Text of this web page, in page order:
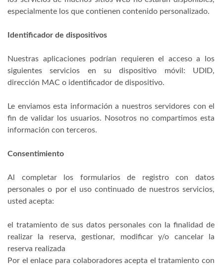
especialmente los que contienen contenido personalizado.
Identificador de dispositivos
Nuestras aplicaciones podrían requieren el acceso a los
siguientes servicios en su dispositivo móvil: UDID,
dirección MAC o identificador de dispositivo.
Le enviamos esta información a nuestros servidores con el
fin de validar los usuarios. Nosotros no compartimos esta
información con terceros.
Consentimiento
Al completar los formularios de registro con datos
personales o por el uso continuado de nuestros servicios,
usted acepta:
el tratamiento de sus datos personales con la finalidad de
realizar la reserva, gestionar, modificar y/o cancelar la
reserva realizada
Por el enlace para colaboradores acepta el tratamiento con